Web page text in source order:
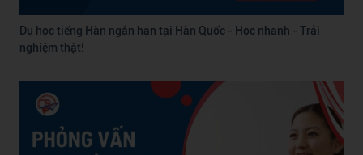
Du học tiếng Hàn ngắn hạn tại Hàn Quốc - Học nhanh - Trải
nghiệm thật!